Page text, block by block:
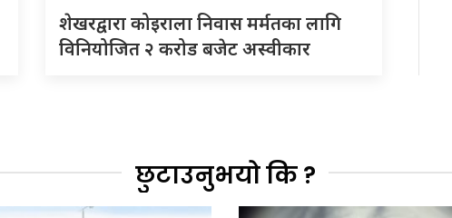
शेखरद्वारा कोइराला निवास मर्मतका लागि
विनियोजित २ करोड बजेट अस्वीकार
छुटाउनुभयो कि ?